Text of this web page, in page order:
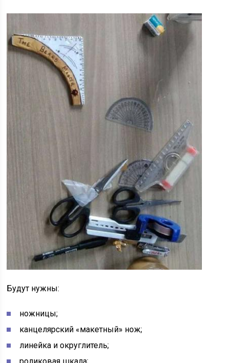
Будут нужны:
ножницы;
канцелярский «макетный» нож;
линейка и округлитель;